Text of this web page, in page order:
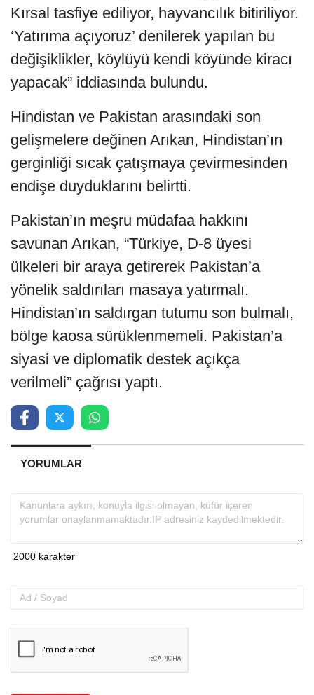
Kırsal tasfiye ediliyor, hayvancılık bitiriliyor.
‘Yatırıma açıyoruz’ denilerek yapılan bu
değişiklikler, köylüyü kendi köyünde kiracı
yapacak” iddiasında bulundu.
Hindistan ve Pakistan arasındaki son
gelişmelere değinen Arıkan, Hindistan’ın
gerginliği sıcak çatışmaya çevirmesinden
endişe duyduklarını belirtti.
Pakistan’ın meşru müdafaa hakkını
savunan Arıkan, “Türkiye, D-8 üyesi
ülkeleri bir araya getirerek Pakistan’a
yönelik saldırıları masaya yatırmalı.
Hindistan’ın saldırgan tutumu son bulmalı,
bölge kaosa sürüklenmemeli. Pakistan’a
siyasi ve diplomatik destek açıkça
verilmeli” çağrısı yaptı.
YORUMLAR